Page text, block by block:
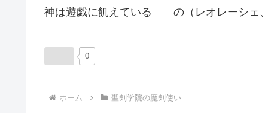
神は遊戯に飢えている の（レオレーシェ、
0
ホーム 聖剣学院の魔剣使い